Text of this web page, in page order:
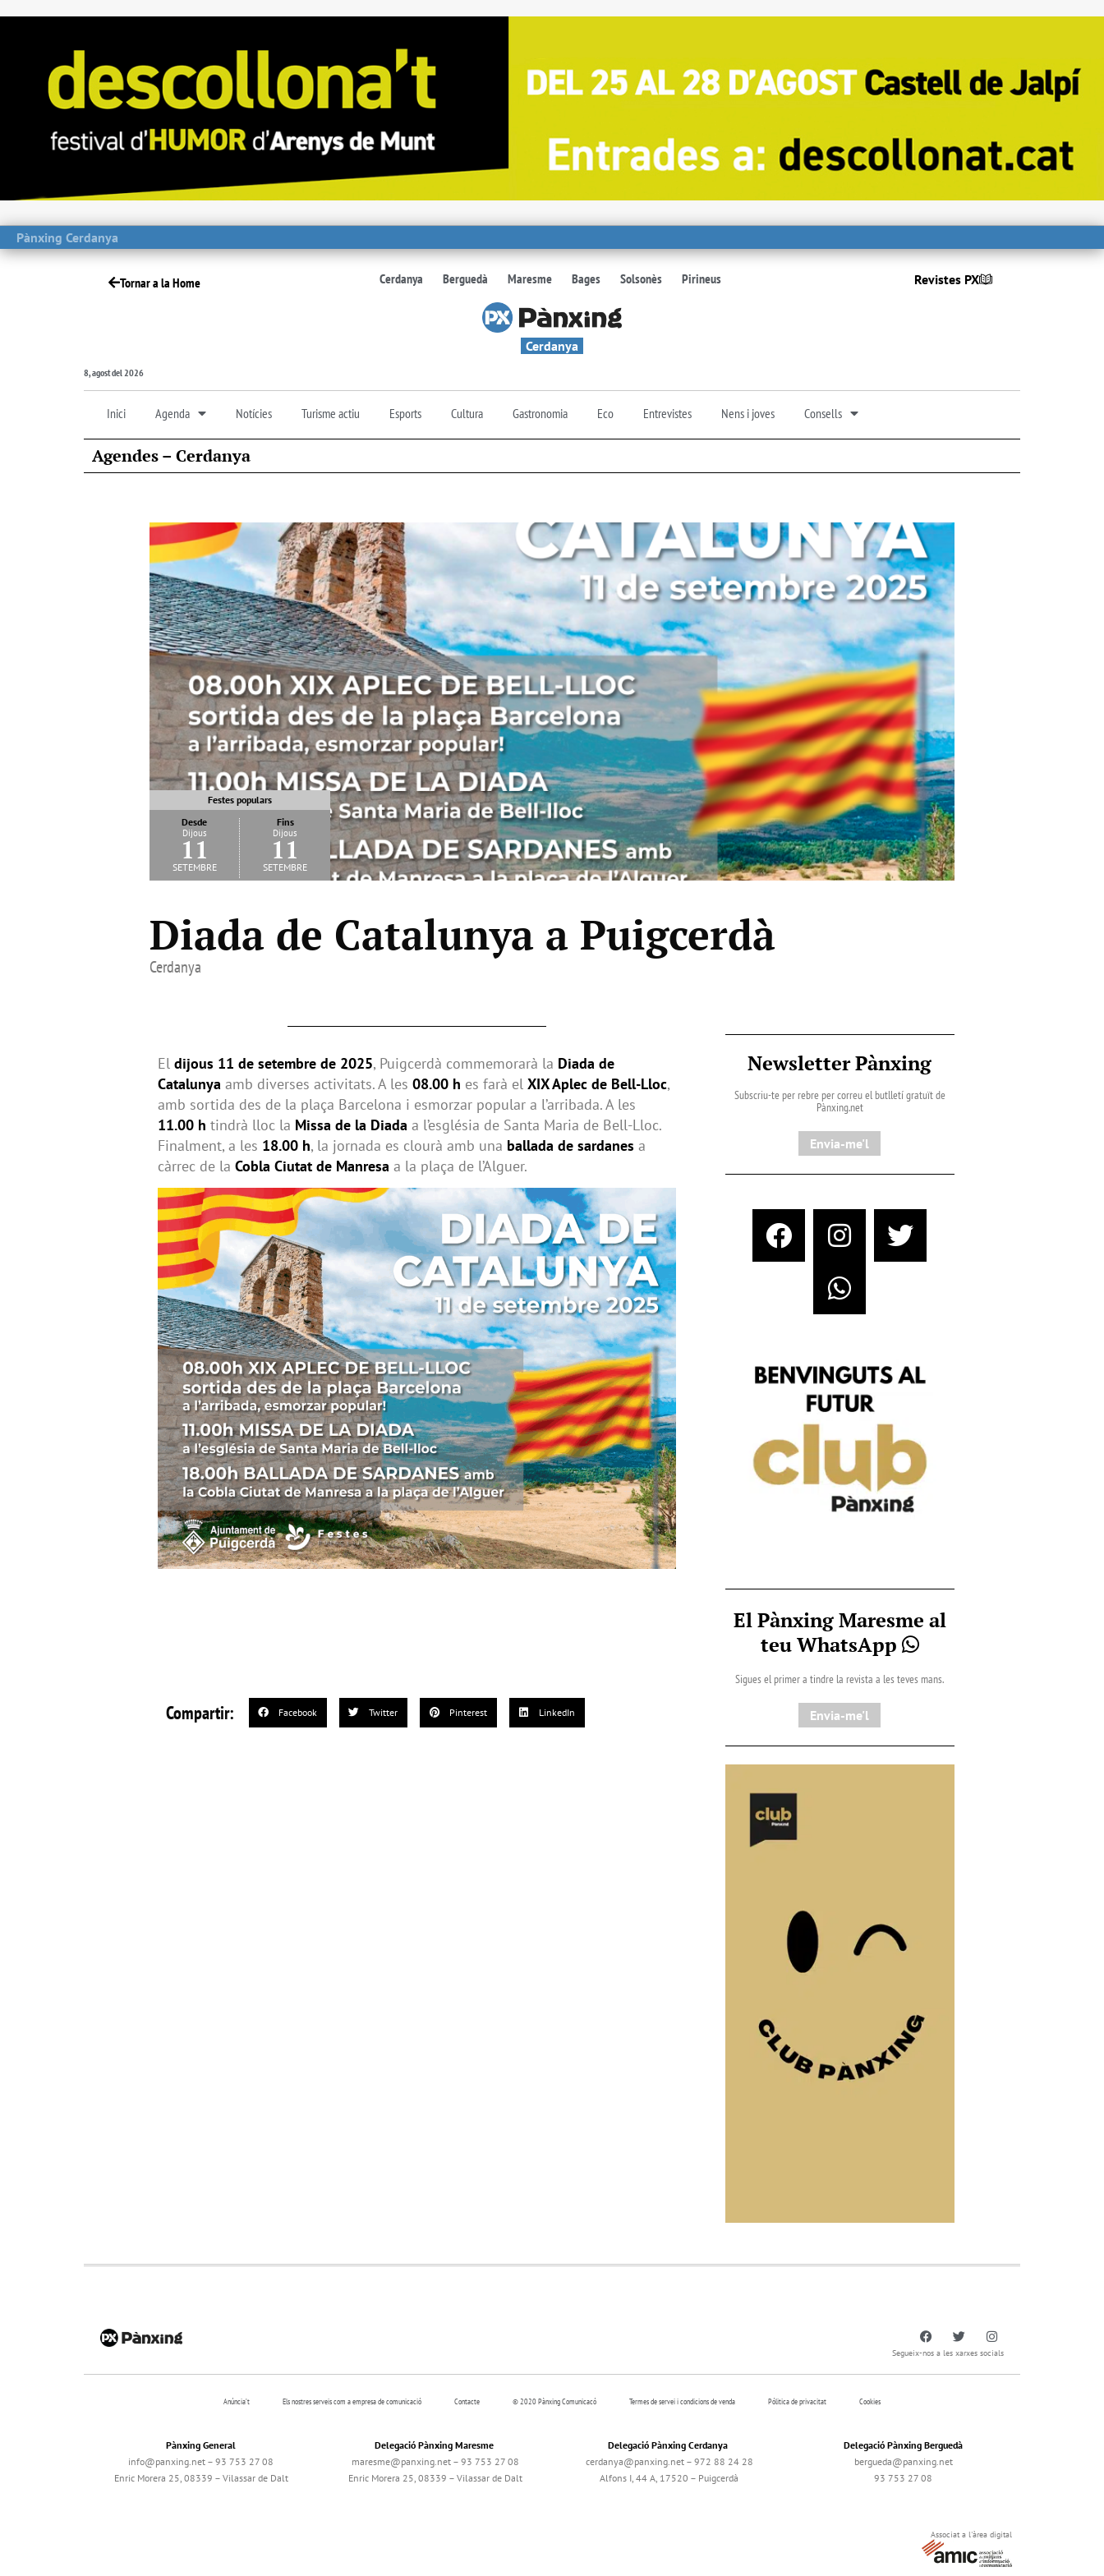
Pànxing Cerdanya
Tornar a la Home Cerdanya Berguedà Maresme Bages Solsonès Pirineus Revistes PX
Cerdanya
8, agost del 2026
Inici Agenda Notícies Turisme actiu Esports Cultura Gastronomia Eco Entrevistes Nens i joves Consells
Agendes – Cerdanya
Festes populars
Desde
Dijous
11
setembre
Fins
Dijous
11
setembre
Diada de Catalunya a Puigcerdà
Cerdanya
El dijous 11 de setembre de 2025, Puigcerdà commemorarà la Diada de
Catalunya amb diverses activitats. A les 08.00 h es farà el XIX Aplec de Bell-Lloc,
amb sortida des de la plaça Barcelona i esmorzar popular a l’arribada. A les
11.00 h tindrà lloc la Missa de la Diada a l’església de Santa Maria de Bell-Lloc.
Finalment, a les 18.00 h, la jornada es clourà amb una ballada de sardanes a
càrrec de la Cobla Ciutat de Manresa a la plaça de l’Alguer.
Compartir: Facebook Twitter Pinterest LinkedIn
Newsletter Pànxing
Subscriu-te per rebre per correu el butlletí gratuït de
Pànxing.net​
Envia-me'l
El Pànxing Maresme al
teu WhatsApp
Sigues el primer a tindre la revista a les teves mans.
Envia-me'l
Segueix-nos a les xarxes socials
Anúncia’t Els nostres serveis com a empresa de comunicació Contacte © 2020 Pànxing Comunicacó Termes de servei i condicions de venda Pólitica de privacitat Cookies
Pànxing General
info@panxing.net – 93 753 27 08
Enric Morera 25, 08339 – Vilassar de Dalt
Delegació Pànxing Maresme
maresme@panxing.net – 93 753 27 08
Enric Morera 25, 08339 – Vilassar de Dalt
Delegació Pànxing Cerdanya
cerdanya@panxing.net – 972 88 24 28
Alfons I, 44 A, 17520 – Puigcerdà
Delegació Pànxing Berguedà
bergueda@panxing.net
93 753 27 08
Associat a l'àrea digital